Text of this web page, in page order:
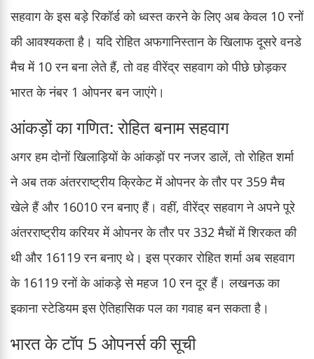
सहवाग के इस बड़े रिकॉर्ड को ध्वस्त करने के लिए अब केवल 10 रनों
की आवश्यकता है। यदि रोहित अफगानिस्तान के खिलाफ दूसरे वनडे
मैच में 10 रन बना लेते हैं, तो वह वीरेंद्र सहवाग को पीछे छोड़कर
भारत के नंबर 1 ओपनर बन जाएंगे।
आंकड़ों का गणित: रोहित बनाम सहवाग
अगर हम दोनों खिलाड़ियों के आंकड़ों पर नजर डालें, तो रोहित शर्मा
ने अब तक अंतरराष्ट्रीय क्रिकेट में ओपनर के तौर पर 359 मैच
खेले हैं और 16010 रन बनाए हैं। वहीं, वीरेंद्र सहवाग ने अपने पूरे
अंतरराष्ट्रीय करियर में ओपनर के तौर पर 332 मैचों में शिरकत की
थी और 16119 रन बनाए थे। इस प्रकार रोहित शर्मा अब सहवाग
के 16119 रनों के आंकड़े से महज 10 रन दूर हैं। लखनऊ का
इकाना स्टेडियम इस ऐतिहासिक पल का गवाह बन सकता है।
भारत के टॉप 5 ओपनर्स की सूची